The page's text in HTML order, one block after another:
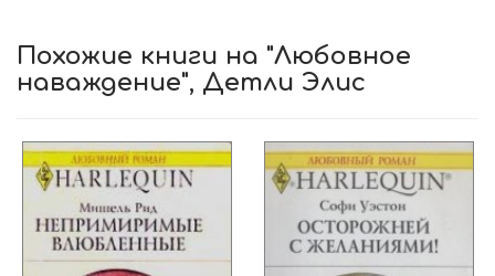
Похожие книги на "Любовное
наваждение", Детли Элис